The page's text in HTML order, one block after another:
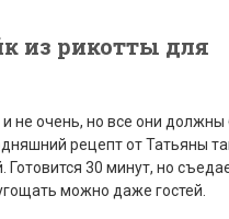
из рикотты для
не очень, но все они должны
рецепт от Татьяны
30 минут, но
можно даже гостей.